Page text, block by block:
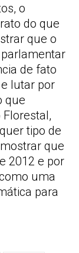
o
do que
que o
de fato
lutar por
que
tipo de
que
2012 e por
uma
para